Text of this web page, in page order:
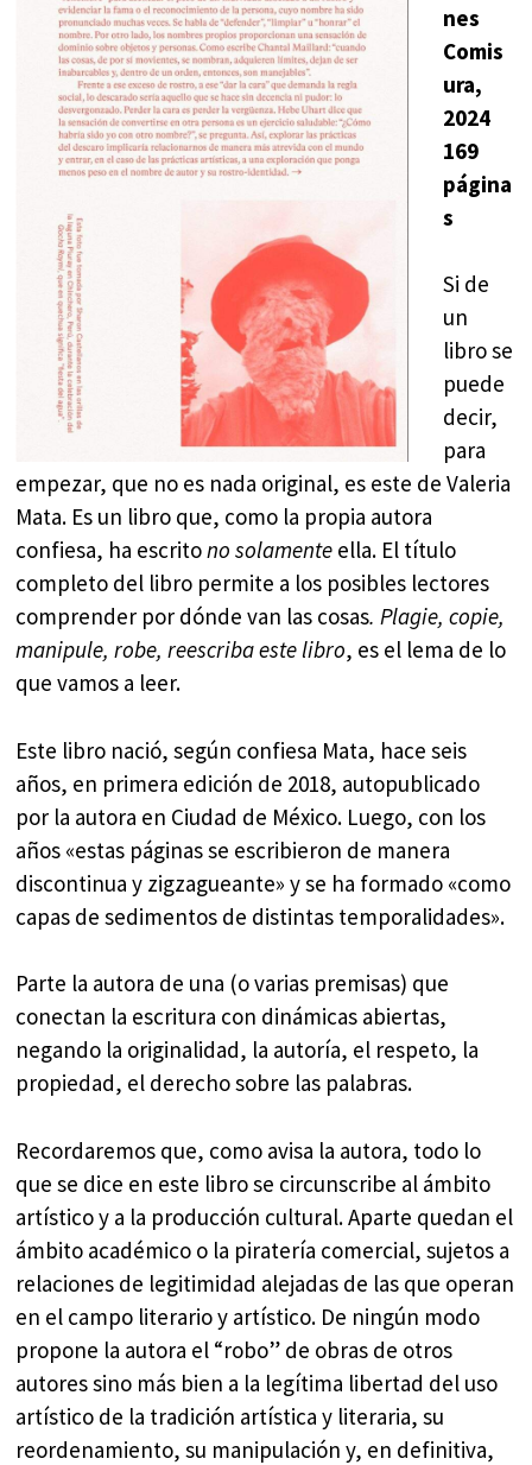
nes
Comis
ura,
2024
169
página
s
Si de
un
libro se
puede
decir,
para
empezar, que no es nada original, es este de Valeria
Mata. Es un libro que, como la propia autora
confiesa, ha escritono solamente ella. El título
completo del libro permite a los posibles lectores
comprender por dónde van las cosas. Plagie, copie,
manipule, robe, reescriba este libro, es el lema de lo
que vamos a leer.
Este libro nació, según confiesa Mata, hace seis
años, en primera edición de 2018, autopublicado
por la autora en Ciudad de México. Luego, con los
años «estas páginas se escribieron de manera
discontinua y zigzagueante» y se ha formado «como
capas de sedimentos de distintas temporalidades».
Parte la autora de una (o varias premisas) que
conectan la escritura con dinámicas abiertas,
negando la originalidad, la autoría, el respeto, la
propiedad, el derecho sobre las palabras.
Recordaremos que, como avisa la autora, todo lo
que se dice en este libro se circunscribe al ámbito
artístico y a la producción cultural. Aparte quedan el
ámbito académico o la piratería comercial, sujetos a
relaciones de legitimidad alejadas de las que operan
en el campo literario y artístico. De ningún modo
propone la autora el “robo” de obras de otros
autores sino más bien a la legítima libertad del uso
artístico de la tradición artística y literaria, su
reordenamiento, su manipulación y, en definitiva,